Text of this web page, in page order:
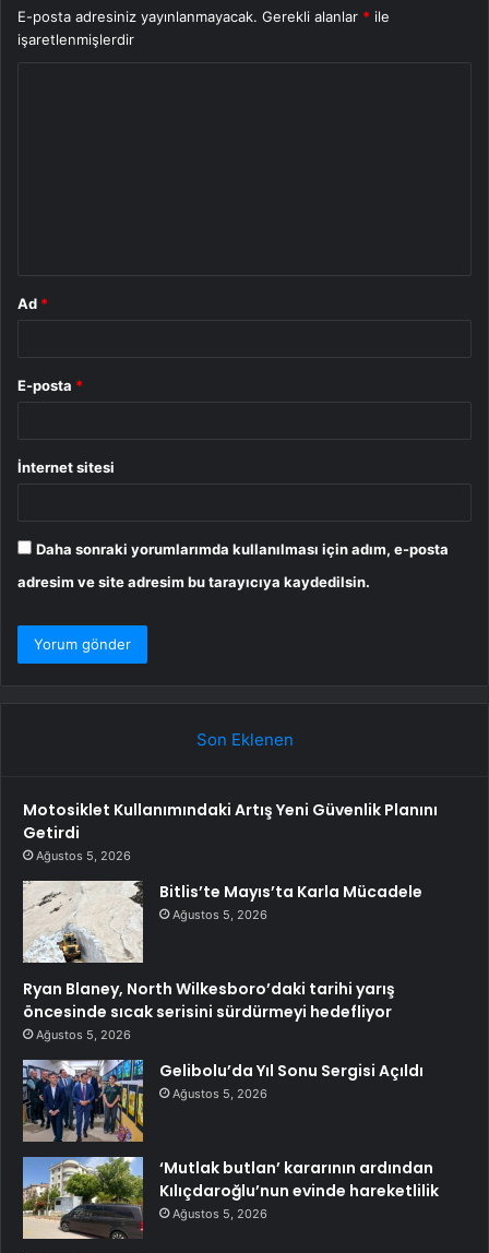
E-posta adresiniz yayınlanmayacak. Gerekli alanlar * ile
işaretlenmişlerdir
Ad *
E-posta *
İnternet sitesi
Daha sonraki yorumlarımda kullanılması için adım, e-posta
adresim ve site adresim bu tarayıcıya kaydedilsin.
Son Eklenen
Motosiklet Kullanımındaki Artış Yeni Güvenlik Planını
Getirdi
Ağustos 5, 2026
Bitlis’te Mayıs’ta Karla Mücadele
Ağustos 5, 2026
Ryan Blaney, North Wilkesboro’daki tarihi yarış
öncesinde sıcak serisini sürdürmeyi hedefliyor
Ağustos 5, 2026
Gelibolu’da Yıl Sonu Sergisi Açıldı
Ağustos 5, 2026
‘Mutlak butlan’ kararının ardından
Kılıçdaroğlu’nun evinde hareketlilik
Ağustos 5, 2026